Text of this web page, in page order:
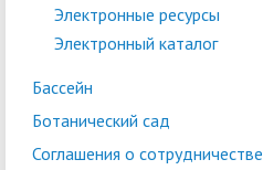
Электронные ресурсы
Электронный каталог
Бассейн
Ботанический сад
Соглашения о сотрудничестве